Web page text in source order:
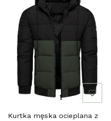
Kurtka męska ocieplana z